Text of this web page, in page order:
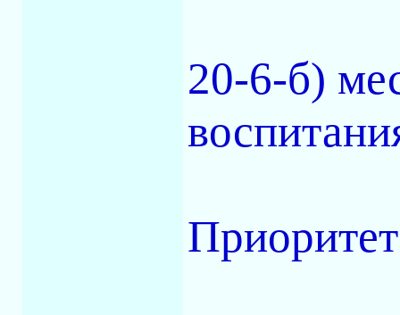
20-6-б)